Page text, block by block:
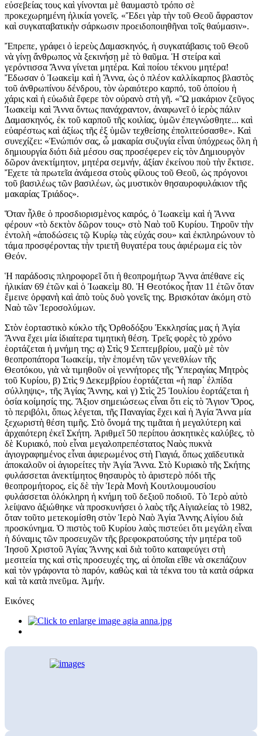
εὐσεβείας τους καὶ γίνονται μὲ θαυμαστὸ τρόπο σὲ
προκεχωρημένη ἡλικία γονεῖς. «Ἔδει γὰρ τὴν τοῦ Θεοῦ ἄφραστον
καὶ συγκαταβατικὴν σάρκωσιν προειδοποιηθῆναι τοῖς θαύμασιν».
Ἔπρεπε, γράφει ὁ ἱερεὺς Δαμασκηνός, ἡ συγκατάβασις τοῦ Θεοῦ
νὰ γίνῃ ἄνθρωπος νὰ ξεκινήσῃ μὲ τὸ θαῦμα. Ἡ στείρα καὶ
γερόντισσα Ἄννα γίνεται μητέρα. Καὶ ποίου τέκνου μητέρα!
Ἔδωσαν ὁ Ἰωακεὶμ καὶ ἡ Ἄννα, ὡς ὁ πλέον καλλίκαρπος βλαστὸς
τοῦ ἀνθρωπίνου δένδρου, τὸν ὡραιότερο καρπό, τοῦ ὁποίου ἡ
χάρις καὶ ἡ εὐωδιὰ ἔφερε τὸν οὐρανὸ στὴ γῆ. «Ὢ μακάριον ζεῦγος
Ἰωακεὶμ καὶ Ἄννα ὄντως πανάχραντον, ἀναφωνεῖ ὁ ἱερὸς πάλιν
Δαμασκηνός, ἐκ τοῦ καρποῦ τῆς κοιλίας, ὑμῶν ἐπεγνώσθητε... καὶ
εὐαρέστως καὶ ἀξίως τῆς ἐξ ὑμῶν τεχθείσης ἐπολιτεύσασθε». Καὶ
συνεχίζει: «Ἐνώπιόν σας, ὦ μακαρία συζυγία εἶναι ὑπόχρεως ὅλη ἡ
δημιουργία διότι διὰ μέσου σας προσέφερεν εἰς τὸν Δημιουργὸν
δῶρον ἀνεκτίμητον, μητέρα σεμνήν, ἀξίαν ἐκείνου ποὺ τὴν ἔκτισε.
Ἔχετε τὰ πρωτεῖα ἀνάμεσα στοὺς φίλους τοῦ Θεοῦ, ὡς πρόγονοι
τοῦ βασιλέως τῶν βασιλέων, ὡς μυστικὸν θησαυροφυλάκιον τῆς
μακαρίας Τριάδος».
Ὅταν ἦλθε ὁ προσδιορισμὲνος καιρός, ὁ Ἰωακεὶμ καὶ ἡ Ἄννα
φέρουν «τὸ δεκτὸν δῶρον τους» στὸ Ναὸ τοῦ Κυρίου. Τηροῦν τὴν
ἐντολὴ «ἀποδώσεις τῷ Κυρίῳ τὰς εὐχάς σου» καὶ ἐκπληρώνουν τὸ
τάμα προσφέροντας τὴν τριετῆ θυγατέρα τους ἀφιέρωμα εἰς τὸν
Θεόν.
Ἡ παράδοσις πληροφορεῖ ὅτι ἡ θεοπρομήτωρ Ἄννα ἀπέθανε εἰς
ἡλικίαν 69 ἐτῶν καὶ ὁ Ἰωακεὶμ 80. Ἡ Θεοτόκος ἦταν 11 ἐτῶν ὅταν
ἔμεινε ὀρφανὴ καὶ ἀπὸ τοὺς δυὸ γονεῖς της. Βρισκόταν ἀκόμη στὸ
Ναὸ τῶν Ἱεροσολύμων.
Στὸν ἑορταστικὸ κύκλο τῆς Ὀρθοδόξου Ἐκκλησίας μας ἡ Ἁγία
Ἄννα ἔχει μία ἰδιαίτερα τιμητικὴ θέση. Τρεῖς φορὲς τὸ χρόνο
ἑορτάζεται ἡ μνήμη της: α) Στὶς 9 Σεπτεμβρίου, μαζὺ μὲ τὸν
θεοπροπάτορα Ἰωακείμ, τὴν ἑπομένη τῶν γενεθλίων τῆς
Θεοτόκου, γιὰ νὰ τιμηθοῦν οἱ γεννήτορες τῆς Ὑπεραγίας Μητρὸς
τοῦ Κυρίου, β) Στὶς 9 Δεκεμβρίου ἑορτάζεται «ἡ παρ᾿ ἐλπίδα
σύλληψις», τῆς Ἁγίας Ἄννης, καὶ γ) Στὶς 25 Ἰουλίου ἑορτάζεται ἡ
ὁσία κοίμησίς της. Ἄξιον σημειώσεως εἶναι ὅτι εἰς τὸ Ἅγιον Ὄρος,
τὸ περιβόλι, ὅπως λέγεται, τῆς Παναγίας ἔχει καὶ ἡ Ἁγία Ἄννα μία
ξεχωριστὴ θέση τιμῆς. Στὸ ὄνομά της τιμᾶται ἡ μεγαλύτερη καὶ
ἀρχαιότερη ἐκεῖ Σκήτη. Ἀριθμεῖ 50 περίπου ἀσκητικὲς καλύβες, τὸ
δὲ Κυριακό, ποὺ εἶναι μεγαλοπρεπέστατος Ναὸς πυκνὰ
ἁγιογραφημένος εἶναι ἀφιερωμένος στὴ Γιαγιά, ὅπως χαϊδευτικὰ
ἀποκαλοῦν οἱ ἁγιορείτες τὴν Ἁγία Ἄννα. Στὸ Κυριακὸ τῆς Σκήτης
φυλάσσεται ἀνεκτίμητος θησαυρὸς τὸ ἀριστερὸ πόδι τῆς
θεοπρομήτορος, εἰς δὲ τὴν Ἱερὰ Μονὴ Κουτλουμουσίου
φυλάσσεται ὁλόκληρη ἡ κνήμη τοῦ δεξιοῦ ποδιοῦ. Τὸ Ἱερὸ αὐτὸ
λείψανο ἀξιώθηκε νὰ προσκυνήσει ὁ λαὸς τῆς Αἰγιαλείας τὸ 1982,
ὅταν τοῦτο μετεκομίσθη στὸν Ἱερὸ Ναὸ Ἁγία Ἄννης Αἰγίου διὰ
προσκύνημα. Ὁ πιστὸς τοῦ Κυρίου λαὸς πιστεύει ὅτι μεγάλη εἶναι
ἡ δύναμις τῶν προσευχῶν τῆς βρεφοκρατούσης τὴν μητέρα τοῦ
Ἰησοῦ Χριστοῦ Ἁγίας Ἄννης καὶ διὰ τοῦτο καταφεύγει στὴ
μεσιτεία της καὶ στὶς προσευχές της, αἱ ὁποῖαι εἴθε νὰ σκεπάζουν
καὶ τὸν γράφοντα τὸ παρόν, καθὼς καὶ τὰ τέκνα του τὰ κατὰ σάρκα
καὶ τὰ κατὰ πνεῦμα. Ἀμήν.
Εικόνες